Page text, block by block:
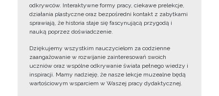
odkrywców. Interaktywne formy pracy, ciekawe prelekcje,
działania plastyczne oraz bezpośredni kontakt z zabytkami
sprawiają, że historia staje się fascynującą przygodą i
nauką poprzez doświadczenie.
Dziękujemy wszystkim nauczycielom za codzienne
zaangażowanie w rozwijanie zainteresowań swoich
uczniów oraz wspólne odkrywanie świata pełnego wiedzy i
inspiracji. Mamy nadzieję, że nasze lekcje muzealne będą
wartościowym wsparciem w Waszej pracy dydaktycznej.